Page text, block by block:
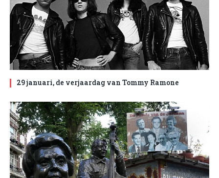
29 januari, de verjaardag van Tommy Ramone